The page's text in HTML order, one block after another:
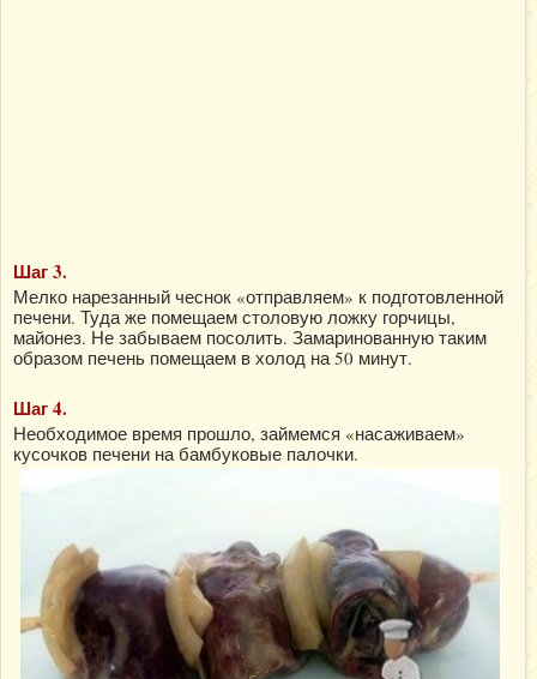
Шаг 3.
Мелко нарезанный чеснок «отправляем» к подготовленной
печени. Туда же помещаем столовую ложку горчицы,
майонез. Не забываем посолить. Замаринованную таким
образом печень помещаем в холод на 50 минут.
Шаг 4.
Необходимое время прошло, займемся «насаживаем»
кусочков печени на бамбуковые палочки.